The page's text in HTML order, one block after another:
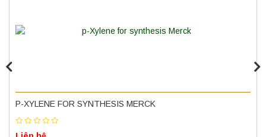
P-XYLENE FOR SYNTHESIS MERCK
Yonglekang – Máy ly tâm phòng thí nghiệm